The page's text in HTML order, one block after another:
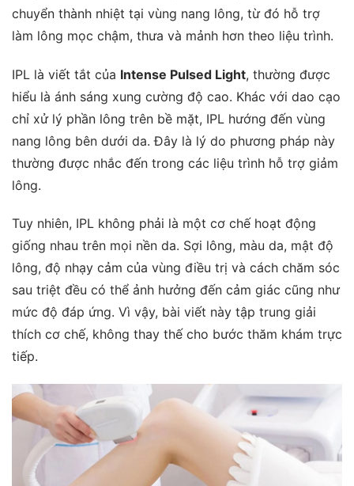
chuyển thành nhiệt tại vùng nang lông, từ đó hỗ trợ
làm lông mọc chậm, thưa và mảnh hơn theo liệu trình.
IPL là viết tắt của Intense Pulsed Light, thường được
hiểu là ánh sáng xung cường độ cao. Khác với dao cạo
chỉ xử lý phần lông trên bề mặt, IPL hướng đến vùng
nang lông bên dưới da. Đây là lý do phương pháp này
thường được nhắc đến trong các liệu trình hỗ trợ giảm
lông.
Tuy nhiên, IPL không phải là một cơ chế hoạt động
giống nhau trên mọi nền da. Sợi lông, màu da, mật độ
lông, độ nhạy cảm của vùng điều trị và cách chăm sóc
sau triệt đều có thể ảnh hưởng đến cảm giác cũng như
mức độ đáp ứng. Vì vậy, bài viết này tập trung giải
thích cơ chế, không thay thế cho bước thăm khám trực
tiếp.